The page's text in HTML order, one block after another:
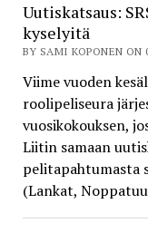
Uutiskatsaus:
kyselyitä
BY SAMI KOPONEN ON
Viime vuoden
roolipeliseura
vuosikokouksen,
Liitin samaan
pelitapahtumasta
(Lankat,